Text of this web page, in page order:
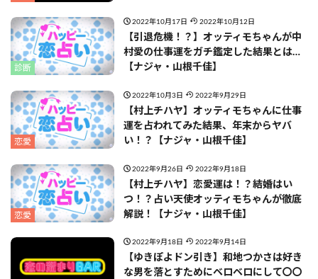
診断
2022年10月17日 2022年10月12日
【引退危機！？】オッティモちゃんが中
村愛の仕事運をガチ鑑定した結果とは…
【ナジャ・山根千佳】
恋愛
2022年10月3日 2022年9月29日
【村上チハヤ】オッティモちゃんに仕事
運を占われてみた結果、年末からヤバ
い！？【ナジャ・山根千佳】
恋愛
2022年9月26日 2022年9月18日
【村上チハヤ】恋愛運は！？結婚はい
つ！？占い天使オッティモちゃんが徹底
解説！【ナジャ・山根千佳】
2022年9月18日 2022年9月14日
【ゆきぽよドン引き】和地つかさは好き
な男を落とすためにベロベロにして〇〇